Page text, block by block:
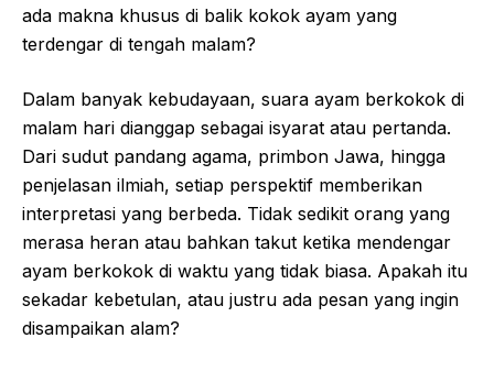
ada makna khusus di balik kokok ayam yang
terdengar di tengah malam?
Dalam banyak kebudayaan, suara ayam berkokok di
malam hari dianggap sebagai isyarat atau pertanda.
Dari sudut pandang agama, primbon Jawa, hingga
penjelasan ilmiah, setiap perspektif memberikan
interpretasi yang berbeda. Tidak sedikit orang yang
merasa heran atau bahkan takut ketika mendengar
ayam berkokok di waktu yang tidak biasa. Apakah itu
sekadar kebetulan, atau justru ada pesan yang ingin
disampaikan alam?